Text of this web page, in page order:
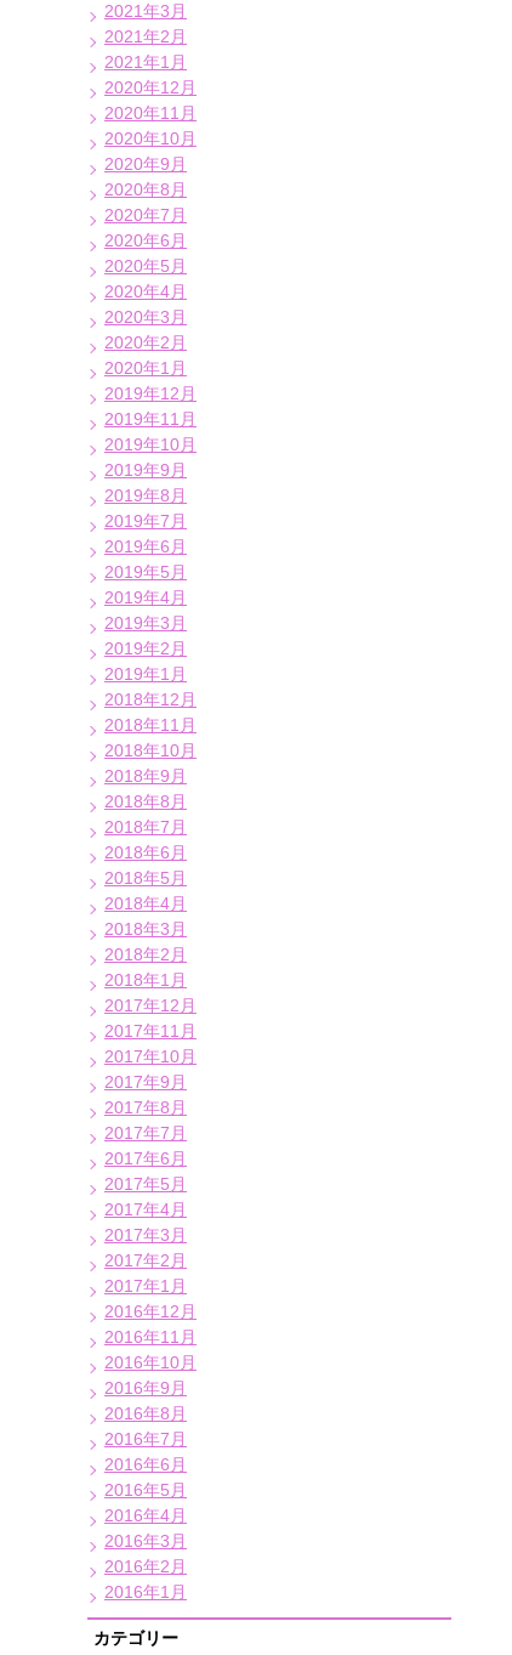
2021年3月
2021年2月
2021年1月
2020年12月
2020年11月
2020年10月
2020年9月
2020年8月
2020年7月
2020年6月
2020年5月
2020年4月
2020年3月
2020年2月
2020年1月
2019年12月
2019年11月
2019年10月
2019年9月
2019年8月
2019年7月
2019年6月
2019年5月
2019年4月
2019年3月
2019年2月
2019年1月
2018年12月
2018年11月
2018年10月
2018年9月
2018年8月
2018年7月
2018年6月
2018年5月
2018年4月
2018年3月
2018年2月
2018年1月
2017年12月
2017年11月
2017年10月
2017年9月
2017年8月
2017年7月
2017年6月
2017年5月
2017年4月
2017年3月
2017年2月
2017年1月
2016年12月
2016年11月
2016年10月
2016年9月
2016年8月
2016年7月
2016年6月
2016年5月
2016年4月
2016年3月
2016年2月
2016年1月
カテゴリー